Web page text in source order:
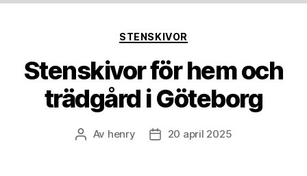
Kategorier
STENSKIVOR
Stenskivor för hem och
trädgård i Göteborg
Inläggsförfattare
Av henry Inläggsdatum
20 april 2025